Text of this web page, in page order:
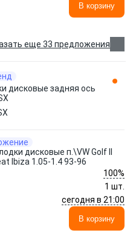
В корзину
еще 33 предложения
дисковые задняя ось
дисковые п.\VW Golf II
Ibiza 1.05-1.4 93-96
100%
1 шт.
сегодня в 21:00
В корзину